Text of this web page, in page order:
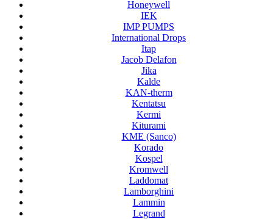
Honeywell
IEK
IMP PUMPS
International Drops
Itap
Jacob Delafon
Jika
Kalde
KAN-therm
Kentatsu
Kermi
Kiturami
KME (Sanco)
Korado
Kospel
Kromwell
Laddomat
Lamborghini
Lammin
Legrand